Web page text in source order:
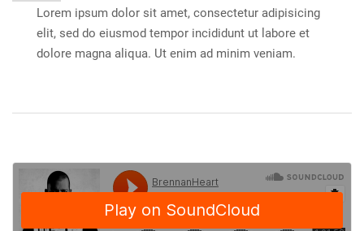
Lorem ipsum dolor sit amet, consectetur adipisicing
elit, sed do eiusmod tempor incididunt ut labore et
dolore magna aliqua. Ut enim ad minim veniam.